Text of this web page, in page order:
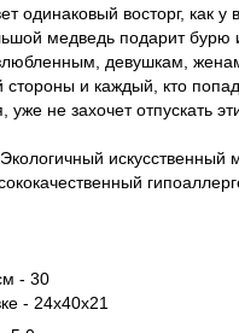
одинаковый восторг, как у
медведь подарит бурю
девушкам,
и каждый, кто
не захочет отпускать
искусственный
- 30
- 24х40х21